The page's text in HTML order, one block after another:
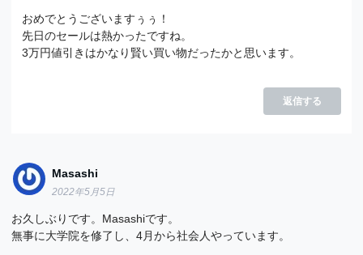
おめでとうございますぅぅ！
先日のセールは熱かったですね。
3万円値引きはかなり賢い買い物だったかと思います。
返信する
Masashi
2022年5月5日
お久しぶりです。Masashiです。
無事に大学院を修了し、4月から社会人やっています。